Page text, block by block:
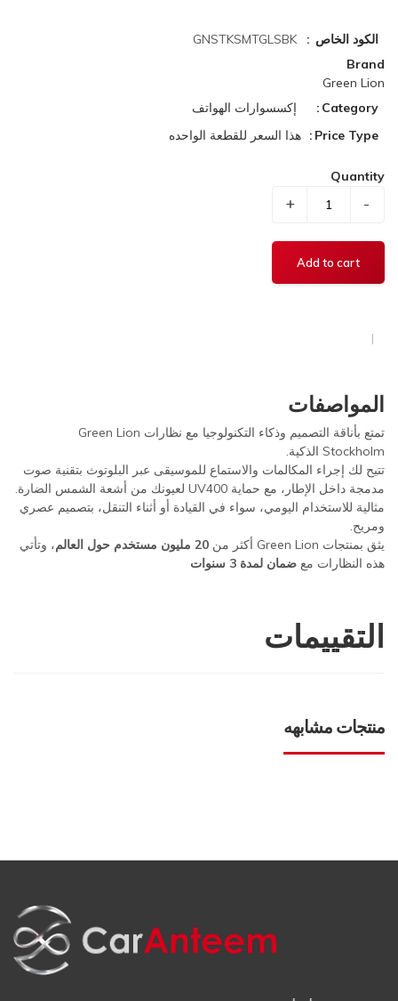
الكود الخاص
GNSTKSMTGLSBK
Brand
Green Lion
Category
إكسسوارات الهواتف
Price Type
هذا السعر للقطعة الواحده
Quantity
-
+
المواصفات
تمتع بأناقة التصميم وذكاء التكنولوجيا مع نظارات Green Lion
Stockholm الذكية.
تتيح لك إجراء المكالمات والاستماع للموسيقى عبر البلوتوث بتقنية صوت
مدمجة داخل الإطار، مع حماية UV400 لعيونك من أشعة الشمس الضارة.
مثالية للاستخدام اليومي، سواء في القيادة أو أثناء التنقل، بتصميم عصري
ومريح.
يثق بمنتجات Green Lion أكثر من
20 مليون مستخدم حول العالم
، وتأتي
هذه النظارات مع ضمان لمدة 3 سنوات
التقييمات
منتجات مشابهه